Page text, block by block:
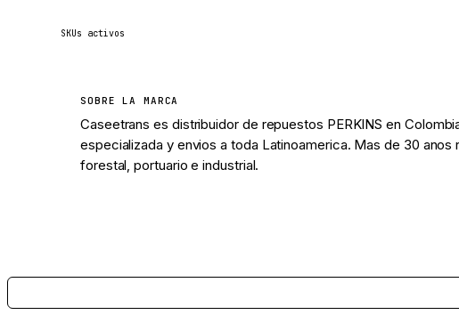
SKUs activos
SOBRE LA MARCA
Caseetrans es distribuidor de repuestos PERKINS en
especializada y envios a toda Latinoamerica. Mas de 30
forestal, portuario e industrial.